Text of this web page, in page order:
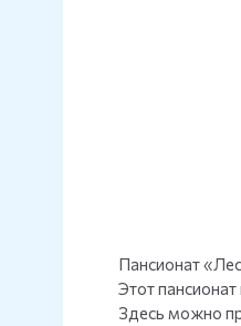
Пансионат
Этот
Здесь можно